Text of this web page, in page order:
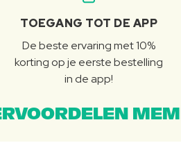
TOEGANG TOT DE APP
De beste ervaring met 10%
korting op je eerste bestelling
in de app!